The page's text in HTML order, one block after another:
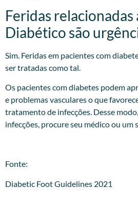
Feridas relacionadas
Diabético são
Sim. Feridas em pacientes com
ser tratadas como tal.
Os pacientes com diabetes podem
e problemas vasculares o que
tratamento de infecções. Desse
infecções, procure seu médico ou um
Fonte:
Diabetic Foot Guidelines 2021